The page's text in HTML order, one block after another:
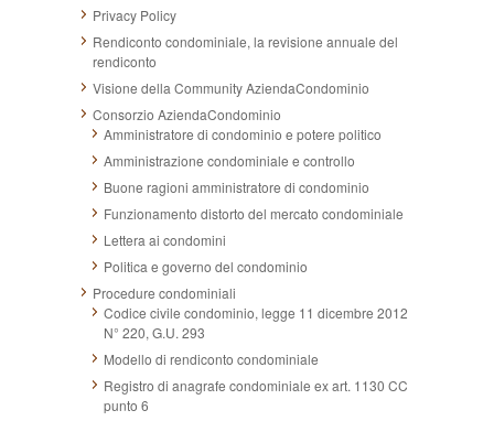
Privacy Policy
Rendiconto condominiale, la revisione annuale del
rendiconto
Visione della Community AziendaCondominio
Consorzio AziendaCondominio
Amministratore di condominio e potere politico
Amministrazione condominiale e controllo
Buone ragioni amministratore di condominio
Funzionamento distorto del mercato condominiale
Lettera ai condomini
Politica e governo del condominio
Procedure condominiali
Codice civile condominio, legge 11 dicembre 2012
N° 220, G.U. 293
Modello di rendiconto condominiale
Registro di anagrafe condominiale ex art. 1130 CC
punto 6